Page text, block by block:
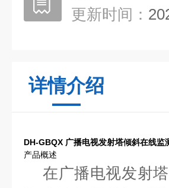
更新时间：
详情介绍
DH-GBQX 广播电视发射塔倾斜在线监
产品概述
在广播电视发射塔